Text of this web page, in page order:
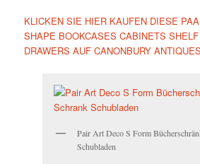
KLICKEN SIE HIER KAUFEN DIESE
SHAPE BOOKCASES CABINETS
DRAWERS AUF CANONBURY ANTIQUES
Pair Art Deco S Form
Schubladen